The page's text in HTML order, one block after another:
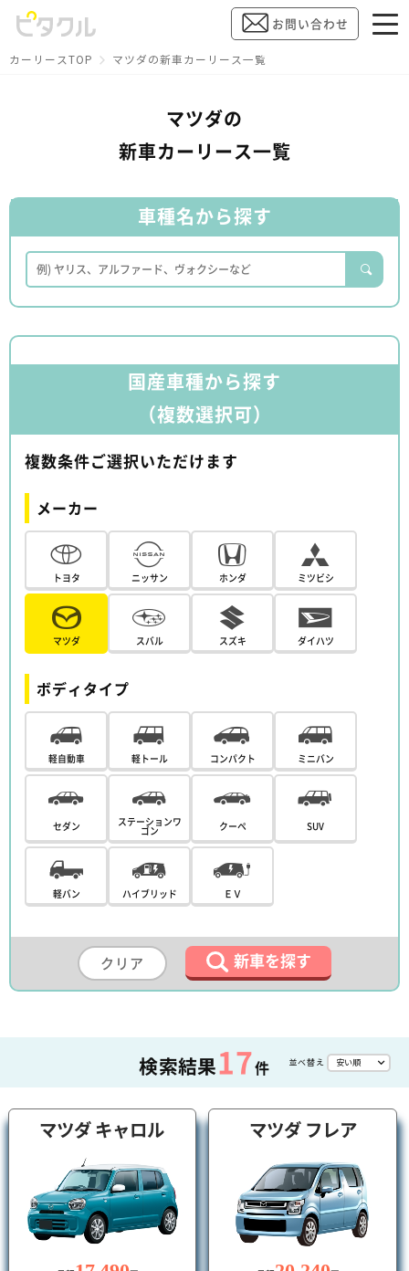
お問い合わせ
カーリースTOP マツダの新車カーリース一覧
マツダの
新車カーリース一覧
車種名から探す
国産車種から探す
（複数選択可）
複数条件ご選択いただけます
メーカー
トヨタ ニッサン ホンダ ミツビシ
マツダ スバル スズキ ダイハツ
ボディタイプ
軽自動車 軽トール コンパクト ミニバン
セダン
ステーションワ
ゴン
クーペ SUV
軽バン ハイブリッド ＥＶ
クリア 新車を探す
検索結果 17件 並べ替え
マツダ キャロル マツダ フレア